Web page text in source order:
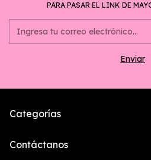
PARA PASAR EL LINK DE
Categorías
Contáctanos